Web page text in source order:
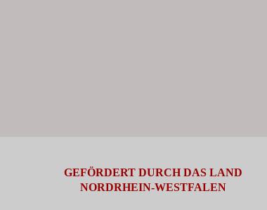
GEFÖRDERT DURCH DAS LAND
NORDRHEIN-WESTFALEN